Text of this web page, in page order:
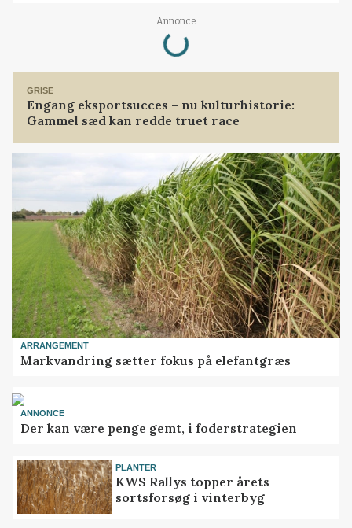
Annonce
Loading...
GRISE
Engang eksportsucces – nu kulturhistorie:
Gammel sæd kan redde truet race
ARRANGEMENT
Markvandring sætter fokus på elefantgræs
ANNONCE
Der kan være penge gemt, i foderstrategien
PLANTER
KWS Rallys topper årets
sortsforsøg i vinterbyg